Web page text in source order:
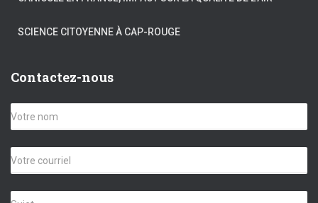
SCIENCE CITOYENNE À CAP-ROUGE
Contactez-nous
V
o
r
e
o
C
o
r
S